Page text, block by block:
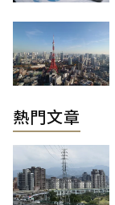
熱門文章